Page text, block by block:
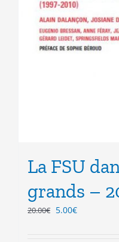
La FSU
grands –
20.00€ Le
5.00€Le